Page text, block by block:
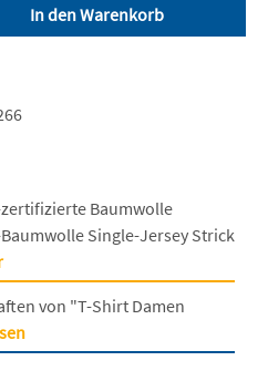
den gewünschten Wert
In den Warenkorb
Baumwolle
Single-Jersey Strick
von "T-Shirt Damen